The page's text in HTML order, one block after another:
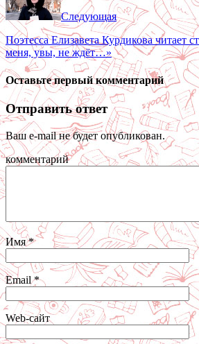
Следующая
Поэтесса Елизавета Курдикова читает
меня, увы, не ждёт…»
Оставьте первый комментарий
Отправить ответ
Ваш e-mail не будет опубликован.
комментарий
Имя*
Email*
Web-сайт